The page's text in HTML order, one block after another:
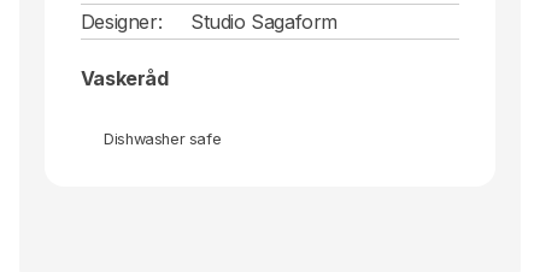
Designer:
Studio Sagaform
Vaskeråd
Dishwasher safe